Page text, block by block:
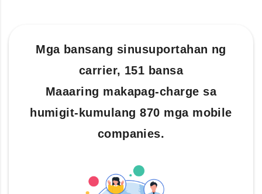
Mga bansang sinusuportahan ng
carrier, 151 bansa
Maaaring makapag-charge sa
humigit-kumulang 870 mga mobile
companies.